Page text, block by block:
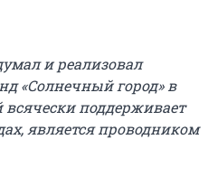
и реализовал
«Солнечный город» в
поддерживает
является проводником